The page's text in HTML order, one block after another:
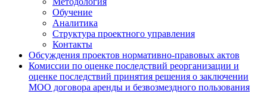
Обучение
Аналитика
Структура проектного управления
Контакты
Обсуждения проектов нормативно-правовых актов
Комиссии по оценке последствий реорганизации и
оценке последствий принятия решения о заключении
МОО договора аренды и безвозмездного пользования